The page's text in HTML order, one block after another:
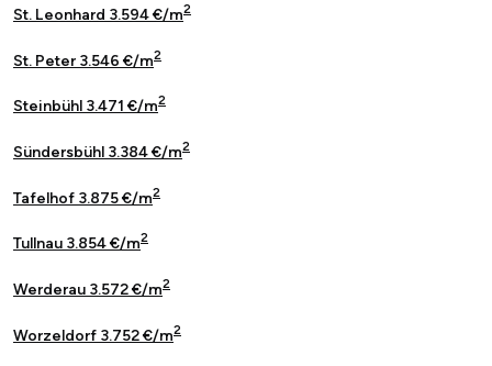
St. Leonhard 3.594 €/m2
St. Peter 3.546 €/m2
Steinbühl 3.471 €/m2
Sündersbühl 3.384 €/m2
Tafelhof 3.875 €/m2
Tullnau 3.854 €/m2
Werderau 3.572 €/m2
Worzeldorf 3.752 €/m2